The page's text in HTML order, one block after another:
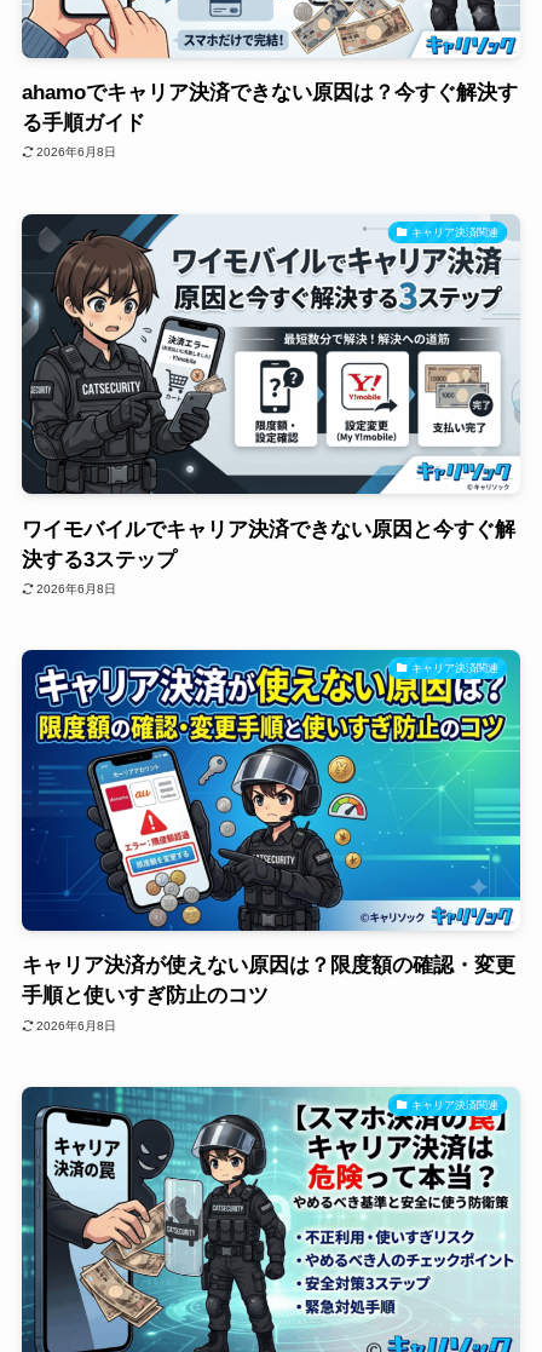
ahamoでキャリア決済できない原因は？今すぐ解決す
る手順ガイド
2026年6月8日
キャリア決済関連
ワイモバイルでキャリア決済できない原因と今すぐ解
決する3ステップ
2026年6月8日
キャリア決済関連
キャリア決済が使えない原因は？限度額の確認・変更
手順と使いすぎ防止のコツ
2026年6月8日
キャリア決済関連